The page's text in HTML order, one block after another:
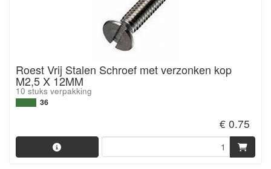
Roest Vrij Stalen Schroef met verzonken kop
M2,5 X 12MM
10 stuks verpakking
36
€ 0.75